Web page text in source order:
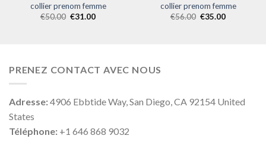
collier prenom femme
€50.00 €31.00
collier prenom femme
€56.00 €35.00
PRENEZ CONTACT AVEC NOUS
Adresse:4906 Ebbtide Way, San Diego, CA 92154 United
States
Téléphone: +1 646 868 9032